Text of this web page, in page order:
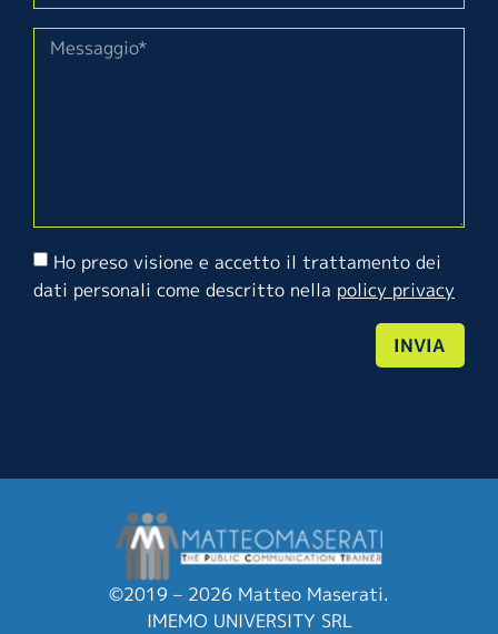
Ho preso visione e accetto il trattamento dei
dati personali come descritto nella policy privacy
INVIA
©2019 – 2026 Matteo Maserati.
IMEMO UNIVERSITY SRL